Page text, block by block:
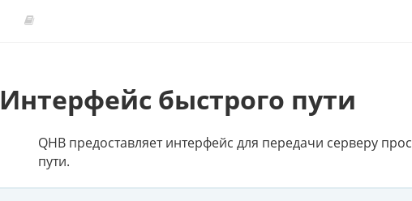
Интерфейс быстрого пути
QHB предоставляет интерфейс для передачи серверу
пути.